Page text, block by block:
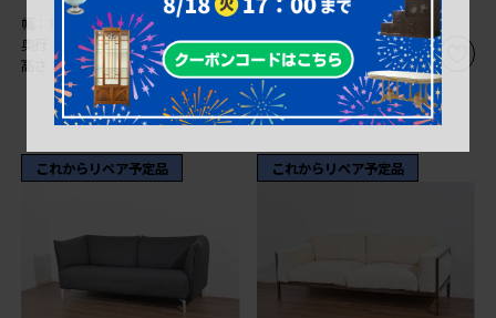
幅：1,640㎜
奥行：940㎜
高さ：710㎜
奥行：840㎜
高さ：940㎜
これからリペア予定品 これからリペア予定品